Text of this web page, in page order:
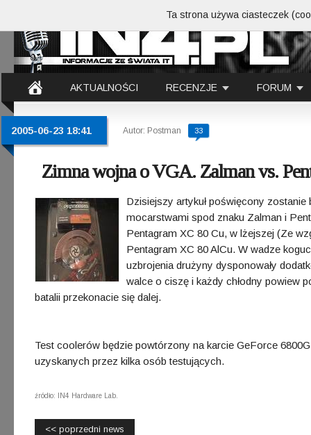
AKTUALNOŚCI RECENZJE FORUM
2005-06-23 18:41 Autor: Postman 33
Zimna wojna o VGA. Zalman vs.
Dzisiejszy artykuł poświęcony
mocarstwami spod znaku Zalman i
Pentagram XC 80 Cu, w lżejszej (Ze
Pentagram XC 80 AlCu. W wadze
uzbrojenia drużyny dysponowały
walce o ciszę i każdy chłodny powiew
batalii przekonacie się dalej.
Test coolerów będzie powtórzony na karcie GeForce
uzyskanych przez kilka osób testujących.
źródło: IN4 Hardware Lab.
<< poprzedni news
Ta strona używa ciasteczek